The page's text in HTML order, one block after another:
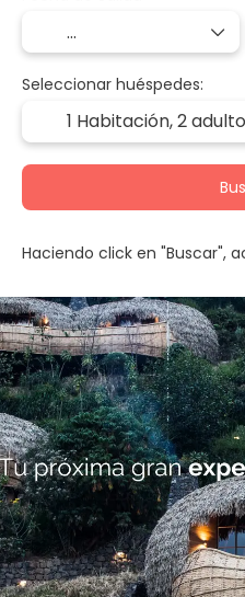
Seleccionar huéspedes:
1 Habitación,2
Haciendo click en "Buscar",